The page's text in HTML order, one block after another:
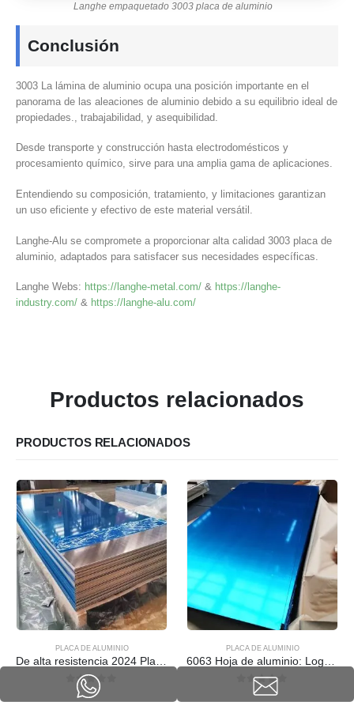
Langhe empaquetado 3003 placa de aluminio
Conclusión
3003 La lámina de aluminio ocupa una posición importante en el
panorama de las aleaciones de aluminio debido a su equilibrio ideal de
propiedades., trabajabilidad, y asequibilidad.
Desde transporte y construcción hasta electrodomésticos y
procesamiento químico, sirve para una amplia gama de aplicaciones.
Entendiendo su composición, tratamiento, y limitaciones garantizan
un uso eficiente y efectivo de este material versátil.
Langhe-Alu se compromete a proporcionar alta calidad 3003 placa de
aluminio, adaptados para satisfacer sus necesidades específicas.
Langhe Webs: https://langhe-metal.com/ & https://langhe-
industry.com/ & https://langhe-alu.com/
Productos relacionados
PRODUCTOS RELACIONADOS
PLACA DE ALUMINIO
fuera de 5
PLACA DE ALUMINIO
fuera de 5